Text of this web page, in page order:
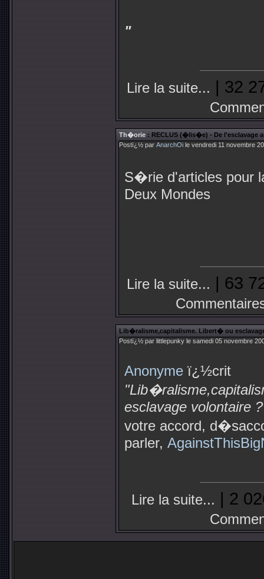
"
Lire la suite... | 32
Th�orie : RECLUS (�lis�e) - De l'esclavage
Postï¿½ par AnarchOi le vendredi 11 novembre
S�rie d'articles pour
Deux Mondes
Lire la suite... | 63
Lib�ralisme,capitalisme. Libert� ou
Postï¿½ par littlepunky le samedi 05 novembre
Anonyme ï¿½crit
esclavage volontaire
votre accord,
parler,
Lire la suite... | 2